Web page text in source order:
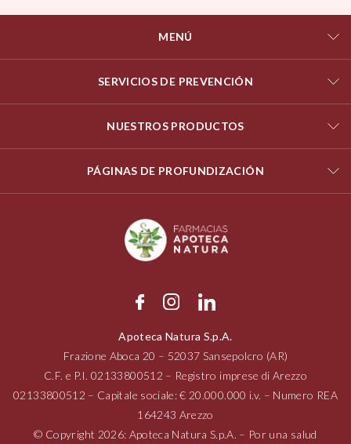
MENÚ
SERVICIOS DE PREVENCIÓN
NUESTROS PRODUCTOS
PÁGINAS DE PROFUNDIZACIÓN
Apoteca Natura S.p.A.
Frazione Aboca 20 – 52037 Sansepolcro (AR)
C.F. e P.I.02133800512 – Registro imprese di Arezzo
02133800512 – Capitale sociale: € 20.000.000 i.v. – Numero REA
164243 Arezzo
© Copyright 2026: Apoteca Natura S.p.A. – Por una salud